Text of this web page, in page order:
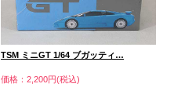
TSM ミニGT 1/64 ブガッティ…
価格：2,200円(税込)